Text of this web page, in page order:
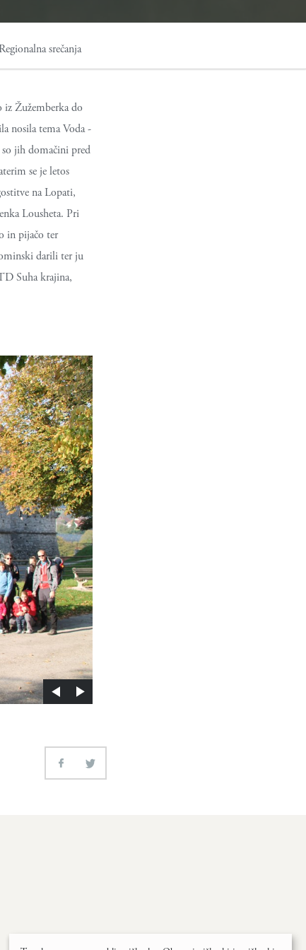
Regionalna srečanja
Žužemberka do
nosila tema Voda -
jih domačini pred
se je letos
na Lopati,
Lousheta. Pri
in pijačo ter
darili ter ju
Suha krajina,